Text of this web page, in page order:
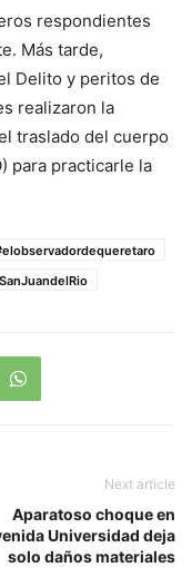
respondientes
Más tarde,
Delito y peritos de
realizaron la
traslado del cuerpo
para practicarle la
SanJuandelRio
Next article
Aparatoso choque en
Universidad deja
solo daños materiales